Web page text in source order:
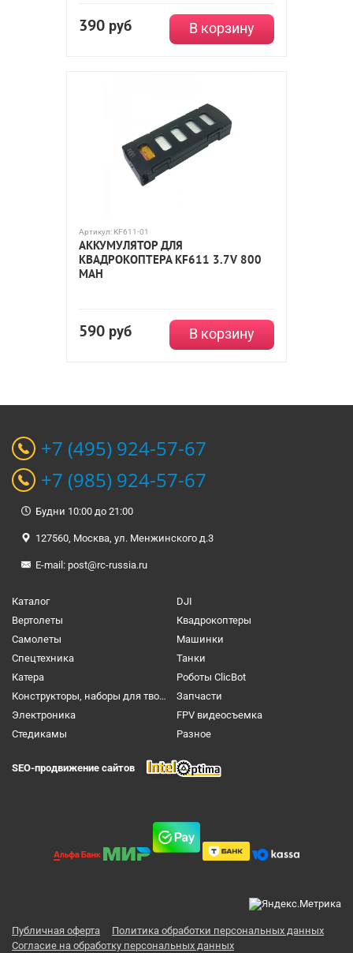
390 руб В корзину
Артикул: KF611-01
АККУМУЛЯТОР ДЛЯ
КВАДРОКОПТЕРА KF611 3.7V 800
MAH
590 руб В корзину
+7 (495) 924-57-67
+7 (985) 924-57-67
Будни 10:00 до 21:00
127560, Москва, ул. Менжинского д.3
E-mail: post@rc-russia.ru
Каталог
DJI
Вертолеты
Квадрокоптеры
Самолеты
Машинки
Спецтехника
Танки
Катера
Роботы ClicBot
Конструкторы, наборы для творчества и настольные игры
Запчасти
Электроника
FPV видеосъемка
Cтедикамы
Разное
SEO-продвижение сайтов
Публичная оферта
Политика обработки персональных данных
Согласие на обработку персональных данных